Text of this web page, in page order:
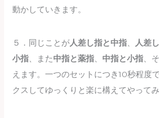
動かしていきます。
５．同じことが人差し指と中指 人差
小指 、また中指と薬指 、中指と小指 、
えます。一つのセットにつき10秒程度
クスしてゆっくりと楽に構えてやってみ